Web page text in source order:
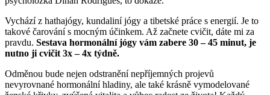
Vychází z hathajógy, kundaliní jógy a tibetské práce s energií. Je to
takové čarování s mocným účinkem. Až začnete cvičit, dáte mi za
pravdu. Sestava hormonální jógy vám zabere 30 – 45 minut, je
nutno ji cvičit 3x – 4x týdně.
Odměnou bude nejen odstranění nepříjemných projevů
nevyrovnané hormonální hladiny, ale také krásně vymodelované